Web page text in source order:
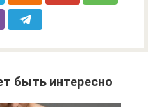
быть интересно